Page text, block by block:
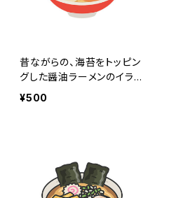
昔ながらの、海苔をトッピン
グした醤油ラーメンのイラス
ト
¥500